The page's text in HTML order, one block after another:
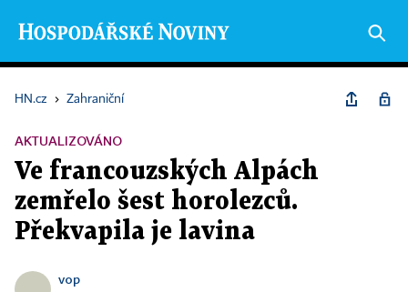
HN.cz › Zahraniční
AKTUALIZOVÁNO
Ve francouzských Alpách
zemřelo šest horolezců.
Překvapila je lavina
vop